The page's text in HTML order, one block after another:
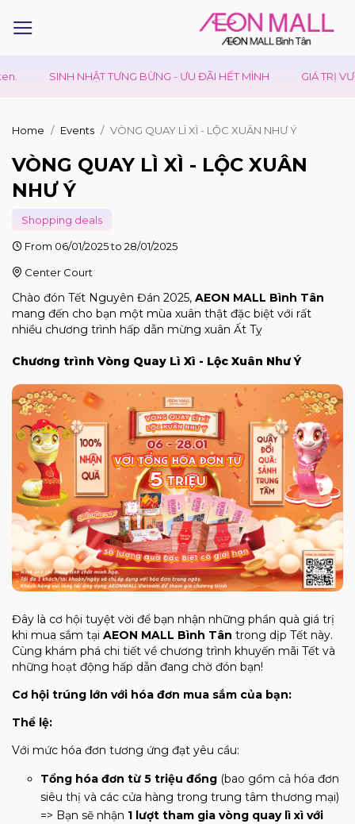
SINH NHẬT TƯNG BỪNG - ƯU ĐÃI HẾT MÌNH GIÁ TRỊ VƯỢT TRỘI
Home Events VÒNG QUAY LÌ XÌ - LỘC XUÂN NHƯ Ý
VÒNG QUAY LÌ XÌ - LỘC XUÂN
NHƯ Ý
Shopping deals
From 06/01/2025 to 28/01/2025
Center Court
Chào đón Tết Nguyên Đán 2025, AEON MALL Bình Tân
mang đến cho bạn một mùa xuân thật đặc biệt với rất
nhiều chương trình hấp dẫn mừng xuân Ất Tỵ
Chương trình Vòng Quay Lì Xì - Lộc Xuân Như Ý
Đây là cơ hội tuyệt vời để bạn nhận những phần quà giá trị
khi mua sắm tại AEON MALL Bình Tân trong dịp Tết này.
Cùng khám phá chi tiết về chương trình khuyến mãi Tết và
những hoạt động hấp dẫn đang chờ đón bạn!
Cơ hội trúng lớn với hóa đơn mua sắm của bạn:
Thể lệ:
Với mức hóa đơn tương ứng đạt yêu cầu:
Tổng hóa đơn từ 5 triệu đồng (bao gồm cả hóa đơn
siêu thị và các cửa hàng trong trung tâm thương mại)
=> Bạn sẽ nhận 1 lượt tham gia vòng quay lì xì với